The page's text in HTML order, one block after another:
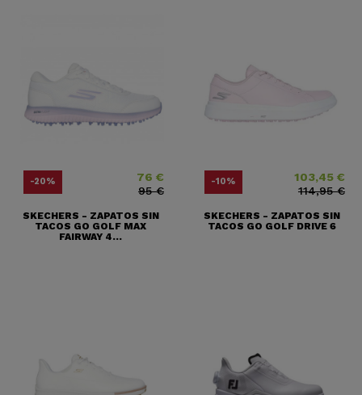
-20% Precio76 €
Precio base
95 €
SKECHERS - ZAPATOS SIN
TACOS GO GOLF MAX
FAIRWAY 4...
-10% 103,45 €
Precio base
114,95 €
SKECHERS - ZAPATOS SIN
TACOS GO GOLF DRIVE 6